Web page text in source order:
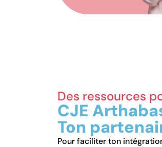
Des ressources
CJE
Ton
Pour faciliter ton